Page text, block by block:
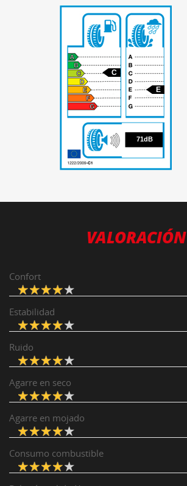
71
C
E
71dB
VALORACIÓN
Confort
Estabilidad
Ruido
Agarre en seco
Agarre en mojado
Consumo combustible